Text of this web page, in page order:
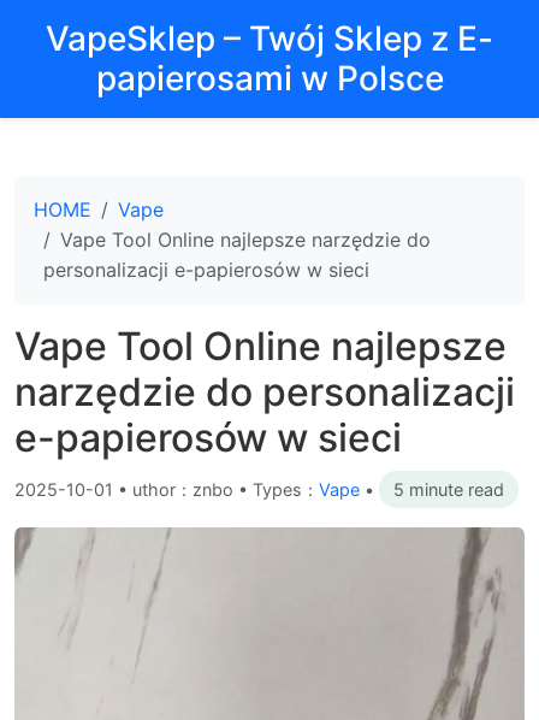
VapeSklep – Twój Sklep z E-
papierosami w Polsce
HOME
Vape
Vape Tool Online najlepsze narzędzie do
personalizacji e-papierosów w sieci
Vape Tool Online najlepsze
narzędzie do personalizacji
e-papierosów w sieci
2025-10-01 • uthor：znbo • Types： Vape • 5 minute read